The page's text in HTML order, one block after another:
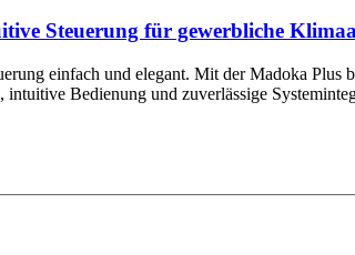
Steuerung für gewerbliche
einfach und elegant. Mit der Madoka
intuitive Bedienung und zuverlässige